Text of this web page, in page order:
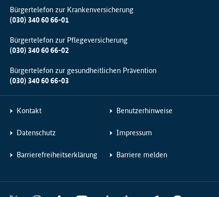
Bürgertelefon zur Krankenversicherung
(030) 340 60 66-01
Bürgertelefon zur Pflegeversicherung
(030) 340 60 66-02
Bürgertelefon zur gesundheitlichen Prävention
(030) 340 60 66-03
Kontakt Benutzerhinweise
Datenschutz Impressum
Barrierefreiheitserklärung Barriere melden